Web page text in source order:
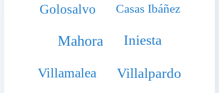
Golosalvo Casas Ibáñez
Mahora Iniesta
Villamalea Villalpardo